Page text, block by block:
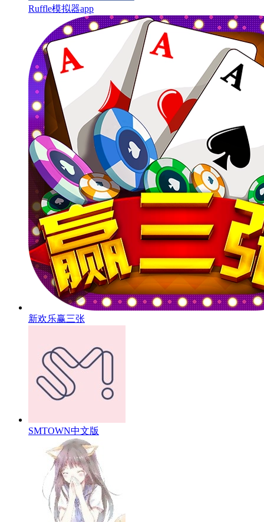
Ruffle模拟器app
新欢乐赢三张
SMTOWN中文版